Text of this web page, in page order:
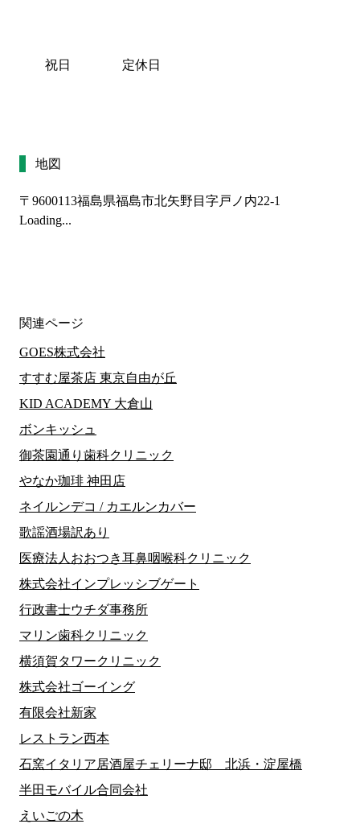
祝日 定休日
地図
〒9600113福島県福島市北矢野目字戸ノ内22-1
Loading...
関連ページ
GOES株式会社
すすむ屋茶店 東京自由が丘
KID ACADEMY 大倉山
ボンキッシュ
御茶園通り歯科クリニック
やなか珈琲 神田店
ネイルンデコ / カエルンカバー
歌謡酒場訳あり
医療法人おおつき耳鼻咽喉科クリニック
株式会社インプレッシブゲート
行政書士ウチダ事務所
マリン歯科クリニック
横須賀タワークリニック
株式会社ゴーイング
有限会社新家
レストラン西本
石窯イタリア居酒屋チェリーナ邸 北浜・淀屋橋
半田モバイル合同会社
えいごの木